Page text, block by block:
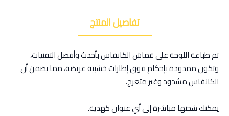
تفاصيل المنتج
تم طباعة اللوحة على قماش الكانفاس بأحدث وأفضل التقنيات،
وتكون ممدودة بإحكام فوق إطارات خشبية عريضة، مما يضمن أن
الكانفاس مشدود وغير متعرج.
يمكنك شحنها مباشرة إلى أي عنوان كهدية.